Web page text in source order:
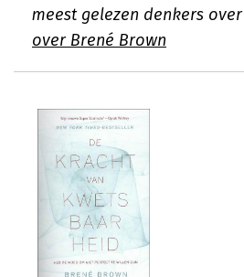
meest gelezen denkers
over Brené Brown